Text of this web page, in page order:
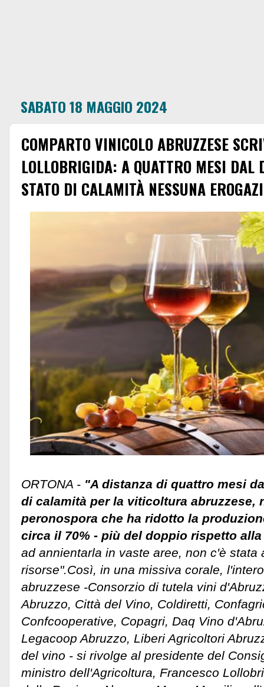
SABATO 18 MAGGIO 2024
COMPARTO VINICOLO ABRUZZESE
LOLLOBRIGIDA: A QUATTRO MESI DAL
STATO DI CALAMITÀ NESSUNA
ORTONA - "A distanza di quattro mesi
di calamità per la viticoltura abruzzese,
peronospora che ha ridotto la
circa il 70% - più del doppio rispetto
ad annientarla in vaste aree, non c'è stata
risorse".Così, in una missiva corale,
abruzzese -Consorzio di tutela vini
Abruzzo, Città del Vino, Coldiretti,
Confcooperative, Copagri, Daq Vino
Legacoop Abruzzo, Liberi Agricoltori
del vino - si rivolge al presidente del
ministro dell'Agricoltura, Francesco